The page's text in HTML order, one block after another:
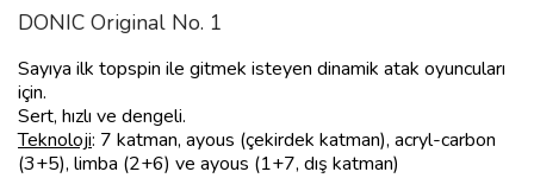
DONIC Original No. 1
Sayıya ilk topspin ile gitmek isteyen dinamik atak oyuncuları
için.
Sert, hızlı ve dengeli.
Teknoloji: 7 katman, ayous (çekirdek katman), acryl-carbon
(3+5), limba (2+6) ve ayous (1+7, dış katman)